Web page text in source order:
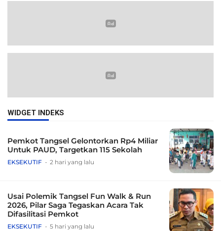
WIDGET INDEKS
Pemkot Tangsel Gelontorkan Rp4 Miliar
Untuk PAUD, Targetkan 115 Sekolah
EKSEKUTIF 2 hari yang lalu
Usai Polemik Tangsel Fun Walk & Run
2026, Pilar Saga Tegaskan Acara Tak
Difasilitasi Pemkot
EKSEKUTIF 5 hari yang lalu